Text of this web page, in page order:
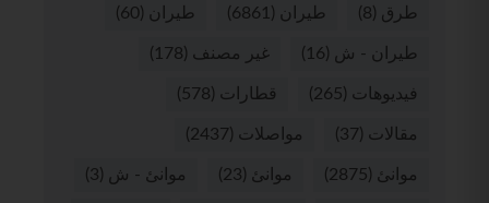
طرق (8) طيران (6861) طيران (60)
طيران - ش (16) غير مصنف (178)
فيديوهات (265) قطارات (578)
مقالات (37) مواصلات (2437)
موانئ (2875) موانئ (23) موانئ - ش (3)